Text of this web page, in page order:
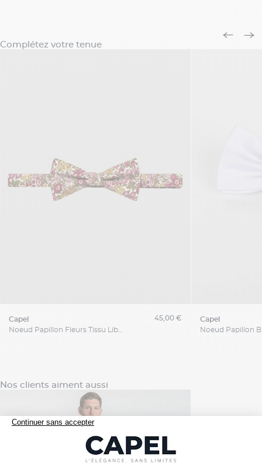
Complétez votre tenue
capel
Noeud Papillon Fleurs Tissu Liberty Grande Taille
45,00 €
capel
Noeud Papillon
Nos clients aiment aussi